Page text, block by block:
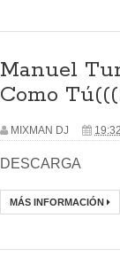
Manuel
Como
MIXMAN DJ 19:32
DESCARGA
MÁS INFORMACIÓN